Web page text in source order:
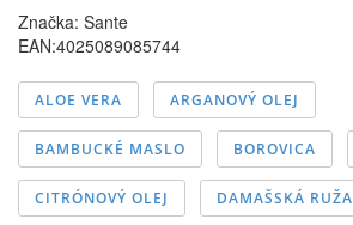
Značka: Sante
EAN:4025089085744
ALOE VERA ARGANOVÝ OLEJ
BAMBUCKÉ MASLO BOROVICA
CITRÓNOVÝ OLEJ DAMAŠSKÁ RUŽA